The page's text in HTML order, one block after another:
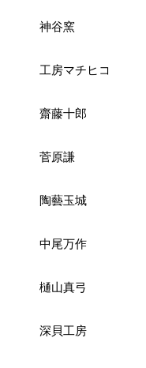
神谷窯
工房マチヒコ
齋藤十郎
菅原謙
陶藝玉城
中尾万作
樋山真弓
深貝工房